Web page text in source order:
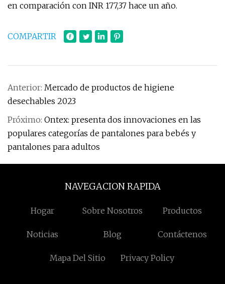
en comparación con INR 177,37 hace un año.
COMPARTIR
Anterior: Mercado de productos de higiene
desechables 2023
Próximo: Ontex: presenta dos innovaciones en las
populares categorías de pantalones para bebés y
pantalones para adultos
NAVEGACION RAPIDA
Hogar Sobre Nosotros Productos
Noticias Blog Contáctenos
Mapa Del Sitio Privacy Policy